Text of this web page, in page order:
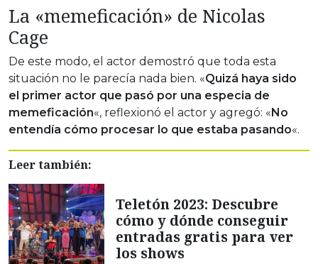
La «memeficación» de Nicolas
Cage
De este modo, el actor demostró que toda esta
situación no le parecía nada bien. «Quizá haya sido
el primer actor que pasó por una especia de
memeficación«, reflexionó el actor y agregó: «No
entendía cómo procesar lo que estaba pasando«.
Leer también:
Teletón 2023: Descubre
cómo y dónde conseguir
entradas gratis para ver
los shows